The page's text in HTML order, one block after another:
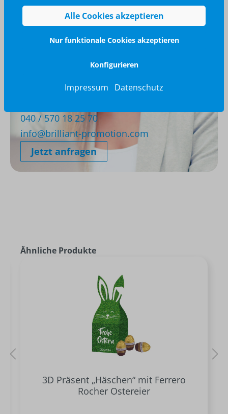
040 / 570 18 25 70
info@brilliant-promotion.com
Jetzt anfragen
Ähnliche Produkte
3D Präsent „Häschen“ mit Ferrero
Rocher Ostereier
Alle Cookies akzeptieren
Nur funktionale Cookies akzeptieren
Konfigurieren
Impressum Datenschutz